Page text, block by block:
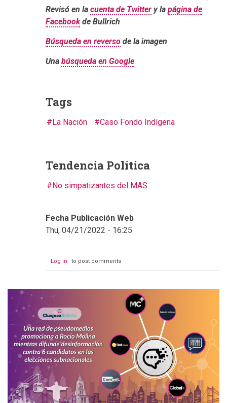
Revisó en la cuenta de Twitter y la página de
Facebookde Bullrich
Búsqueda en reverso de la imagen
Una búsqueda en Google
Tags
La Nación Caso Fondo Indígena
Tendencia Política
No simpatizantes del MAS
Fecha Publicación Web
Thu, 04/21/2022 - 16:25
Log in to post comments